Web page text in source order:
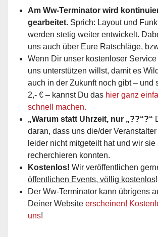
Am Ww-Terminator wird
gearbeitet. Sprich: Layout und
werden stetig weiter entwickelt.
uns auch über Eure Ratschläge,
Wenn Dir unser kostenloser
uns unterstützen willst, damit es
auch in der Zukunft noch gibt – und
2,- € – kannst Du das hier ganz
schnell machen.
„Warum statt Uhrzeit, nur „??“?“
daran, dass uns die/der
leider nicht mitgeteilt hat und wir
recherchieren konnten.
Kostenlos! Wir veröffentlichen
öffentlichen Events, völlig kostenlos!
Der Ww-Terminator kann übrigens
Deiner Website erscheinen!
uns!